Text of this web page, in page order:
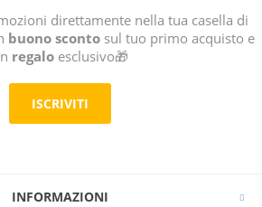
direttamente nella tua casella di
buono sconto sul tuo primo acquisto e
regaloesclusivo🎁
ISCRIVITI
INFORMAZIONI